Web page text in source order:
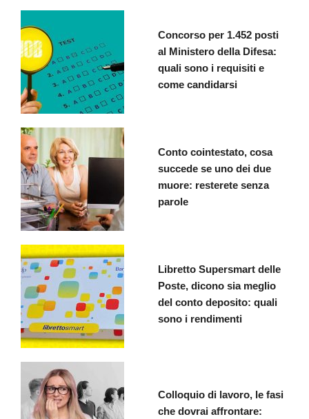
Concorso per 1.452 posti
al Ministero della Difesa:
quali sono i requisiti e
come candidarsi
Conto cointestato, cosa
succede se uno dei due
muore: resterete senza
parole
Libretto Supersmart delle
Poste, dicono sia meglio
del conto deposito: quali
sono i rendimenti
Colloquio di lavoro, le fasi
che dovrai affrontare: